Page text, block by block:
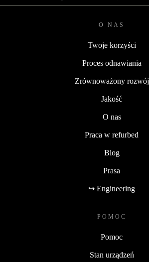
O NAS
Twoje korzyści
Proces odnawiania
Zrównoważony rozwój
Jakość
O nas
Praca w refurbed
Blog
Prasa
↪ Engineering
POMOC
Pomoc
Stan urządzeń